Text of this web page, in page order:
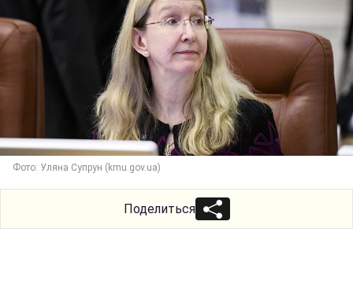
Фото: Уляна Супрун (kmu.gov.ua)
Поделиться